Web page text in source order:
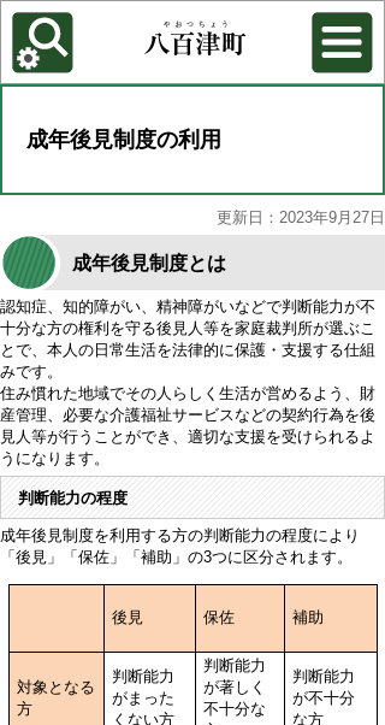
各種機能
背景色を変更する
成年後見制度の利用
更新日：2023年9月27日
成年後見制度とは
認知症、知的障がい、精神障がいなどで判断能力が不
十分な方の権利を守る後見人等を家庭裁判所が選ぶこ
とで、本人の日常生活を法律的に保護・支援する仕組
みです。
住み慣れた地域でその人らしく生活が営めるよう、財
産管理、必要な介護福祉サービスなどの契約行為を後
見人等が行うことができ、適切な支援を受けられるよ
うになります。
判断能力の程度
成年後見制度を利用する方の判断能力の程度により
「後見」「保佐」「補助」の3つに区分されます。
後見 保佐 補助
対象となる
方
判断能力
がまった
くない方
判断能力
が著しく
不十分な
判断能力
が不十分
な方